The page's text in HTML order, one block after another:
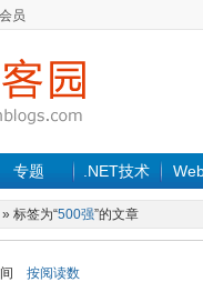
会员
专题 .NET技术
» 标签为“500强”的文章
间 按阅读数